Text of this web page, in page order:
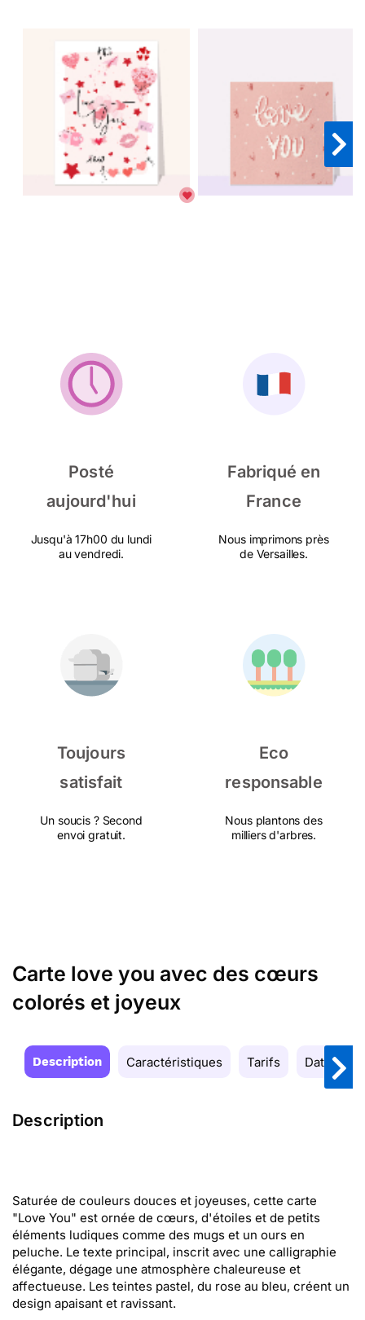
Posté
aujourd'hui
Jusqu'à 17h00 du lundi
au vendredi.
Fabriqué en
France
Nous imprimons près
de Versailles.
Toujours
satisfait
Un soucis ? Second
envoi gratuit.
Eco
responsable
Nous plantons des
milliers d'arbres.
Carte love you avec des cœurs
colorés et joyeux
Description Caractéristiques Tarifs Date de
Description
Saturée de couleurs douces et joyeuses, cette carte
"Love You" est ornée de cœurs, d'étoiles et de petits
éléments ludiques comme des mugs et un ours en
peluche. Le texte principal, inscrit avec une calligraphie
élégante, dégage une atmosphère chaleureuse et
affectueuse. Les teintes pastel, du rose au bleu, créent un
design apaisant et ravissant.